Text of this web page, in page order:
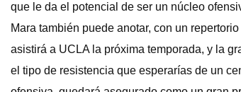
que le da el potencial de ser un núcleo
Mara también puede anotar, con un
asistirá a UCLA la próxima temporada, y la
el tipo de resistencia que esperarías de un